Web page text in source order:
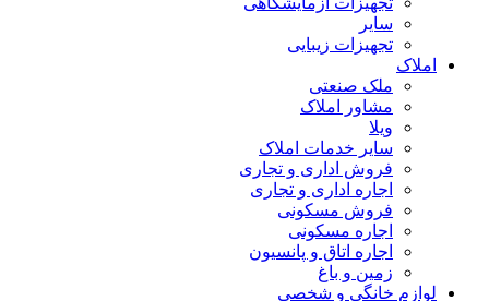
سایر
تجهیزات زیبایی
املاک
ملک صنعتی
مشاور املاک
ویلا
سایر خدمات املاک
فروش اداری و تجاری
اجاره اداری و تجاری
فروش مسکونی
اجاره مسکونی
اجاره اتاق و پانسیون
زمین و باغ
لوازم خانگی و شخصی